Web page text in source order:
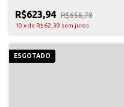
R$623,94 R$656,78
10 xde R$62,39 sem juros
ESGOTADO